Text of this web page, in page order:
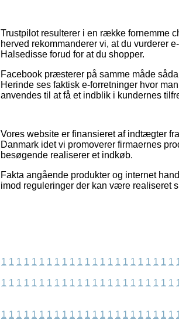
Trustpilot resulterer i en række fornemme
herved rekommanderer vi, at du vurderer
Halsedisse forud for at du shopper.
Facebook præsterer på samme måde
Herinde ses faktisk e-forretninger hvor
anvendes til at få et indblik i kundernes
Vores website er finansieret af indtægter
Danmark idet vi promoverer firmaernes
besøgende realiserer et indkøb.
Fakta angående produkter og internet
imod reguleringer der kan være realiseret
1 1 1 1 1 1 1 1 1 1 1 1 1 1 1 1 1 1 1 1 1 1 1
1 1 1 1 1 1 1 1 1 1 1 1 1 1 1 1 1 1 1 1 1 1 1
1 1 1 1 1 1 1 1 1 1 1 1 1 1 1 1 1 1 1 1 1 1 1